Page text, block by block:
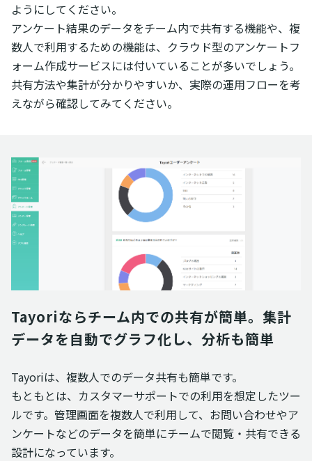
ようにしてください。
アンケート結果のデータをチーム内で共有する機能や、複
数人で利用するための機能は、クラウド型のアンケートフ
ォーム作成サービスには付いていることが多いでしょう。
共有方法や集計が分かりやすいか、実際の運用フローを考
えながら確認してみてください。
Tayoriならチーム内での共有が簡単。集計
データを自動でグラフ化し、分析も簡単
Tayoriは、複数人でのデータ共有も簡単です。
もともとは、カスタマーサポートでの利用を想定したツー
ルです。管理画面を複数人で利用して、お問い合わせやア
ンケートなどのデータを簡単にチームで閲覧・共有できる
設計になっています。